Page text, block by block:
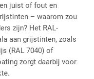
juist of fout en
– waarom zou
zijn? Het RAL-
aan grijstinten, zoals
(RAL 7040) of
zorgt daarbij voor